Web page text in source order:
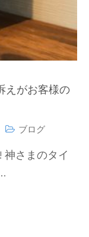
えがお客様の
ブログ
神さまのタイ